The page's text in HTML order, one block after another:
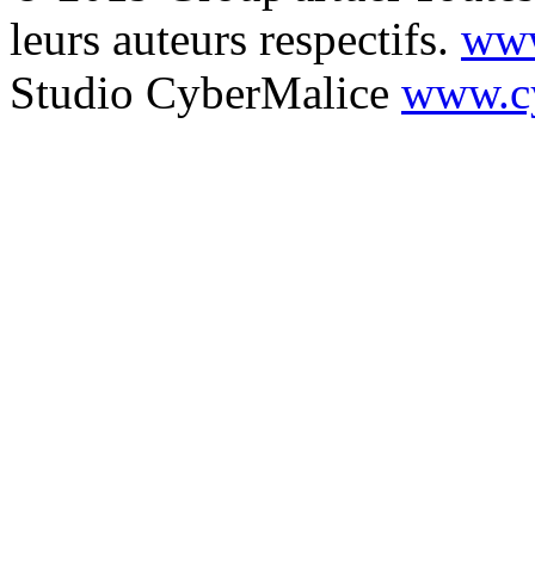
leurs auteurs respectifs.
Studio CyberMalice